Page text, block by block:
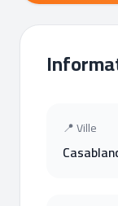
📍 Ville